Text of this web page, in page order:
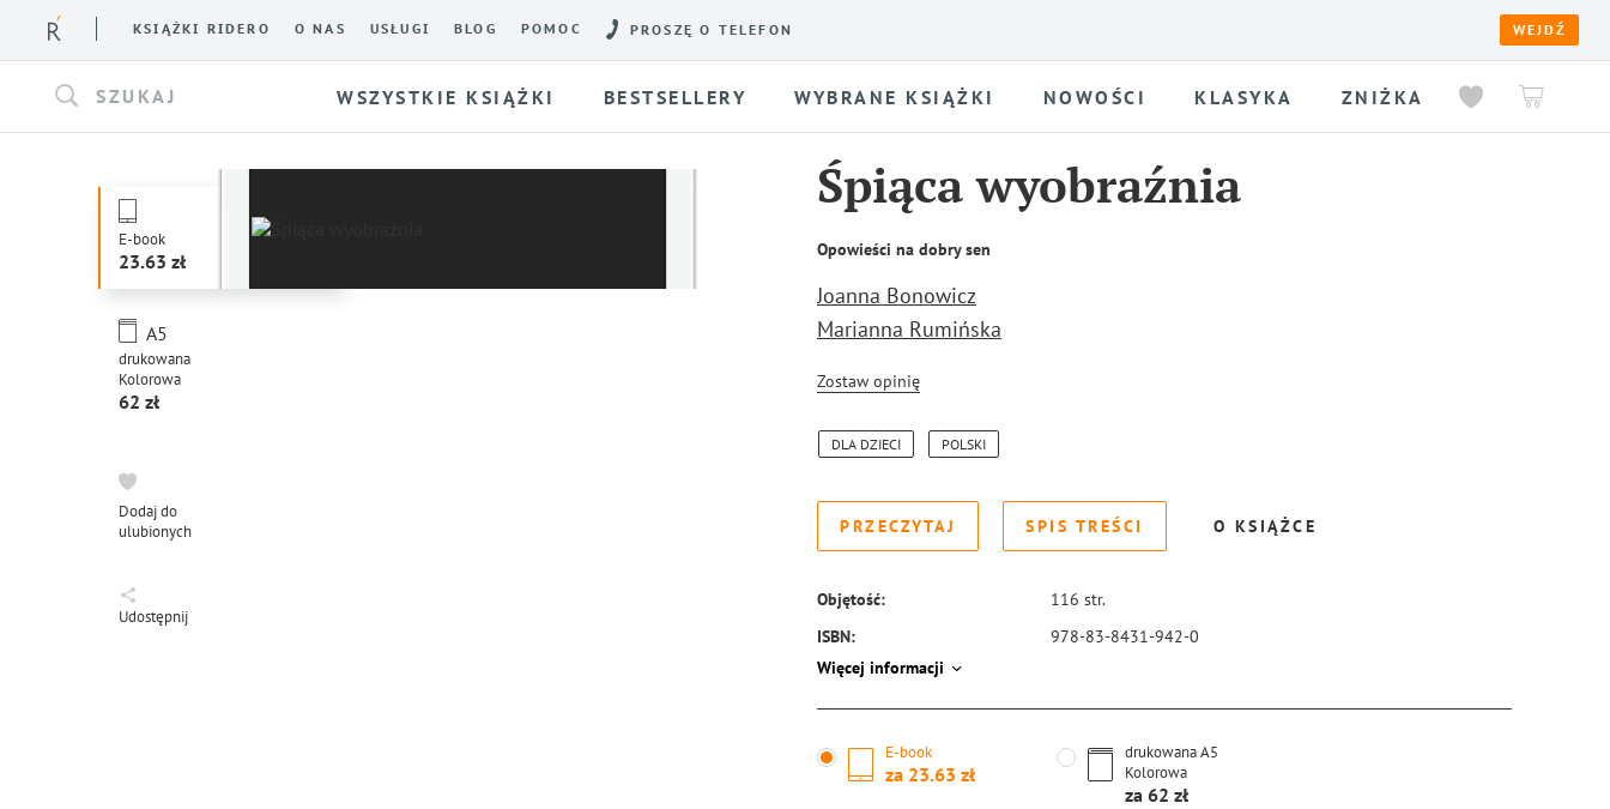
KSIĄŻKI RIDERO O NAS USŁUGI BLOG POMOC PROSZĘ O TELEFON WEJDŹ
SZUKAJ WSZYSTKIE KSIĄŻKI BESTSELLERY WYBRANE KSIĄŻKI NOWOŚCI KLASYKA ZNIŻKA
E-book
23.63
drukowana
A5
Kolorowa
62
Dodaj do
ulubionych
Udostępnij
Śpiąca wyobraźnia
Opowieści na dobry sen
Joanna Bonowicz
Marianna Rumińska
Zostaw opinię
DLA DZIECI POLSKI
PRZECZYTAJ SPIS TREŚCI O KSIĄŻCE
Objętość: 116 str.
ISBN:
978-83-8431-942-0
Więcej informacji
E-book
za 23.63
drukowanaA5
Kolorowa
za 62